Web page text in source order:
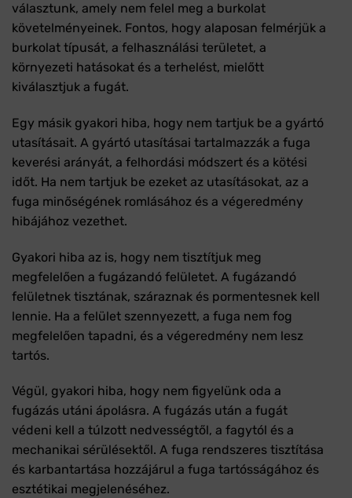
választunk, amely nem felel meg a burkolat
követelményeinek. Fontos, hogy alaposan felmérjük a
burkolat típusát, a felhasználási területet, a
környezeti hatásokat és a terhelést, mielőtt
kiválasztjuk a fugát.
Egy másik gyakori hiba, hogy nem tartjuk be a gyártó
utasításait. A gyártó utasításai tartalmazzák a fuga
keverési arányát, a felhordási módszert és a kötési
időt. Ha nem tartjuk be ezeket az utasításokat, az a
fuga minőségének romlásához és a végeredmény
hibájához vezethet.
Gyakori hiba az is, hogy nem tisztítjuk meg
megfelelően a fugázandó felületet. A fugázandó
felületnek tisztának, száraznak és pormentesnek kell
lennie. Ha a felület szennyezett, a fuga nem fog
megfelelően tapadni, és a végeredmény nem lesz
tartós.
Végül, gyakori hiba, hogy nem figyelünk oda a
fugázás utáni ápolásra. A fugázás után a fugát
védeni kell a túlzott nedvességtől, a fagytól és a
mechanikai sérülésektől. A fuga rendszeres tisztítása
és karbantartása hozzájárul a fuga tartósságához és
esztétikai megjelenéséhez.